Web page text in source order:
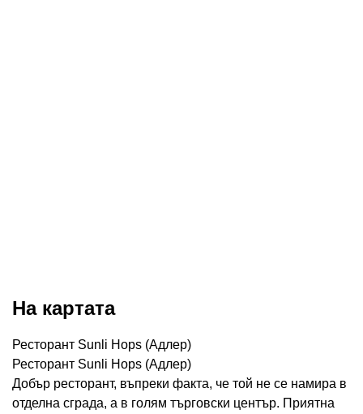
На картата
Ресторант Sunli Hops (Адлер)
Ресторант Sunli Hops (Адлер)
Добър ресторант, въпреки факта, че той не се намира в
отделна сграда, а в голям търговски център. Приятна